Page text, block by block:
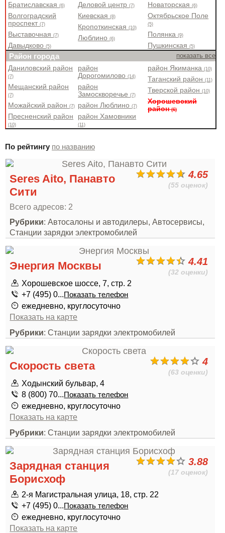
Братиславская(6)
Волгоградский
проспект(7)
Выставочная(7)
Давыдково(5)
Деловой центр(7)
Киевская(8)
Кропоткинская(10)
Люблино(6)
Новаторская(6)
Октябрьское Поле
(5)
Полянка(9)
Пушкинская(5)
Район города показать все
Даниловский район
(7)
Мещанский район
(7)
Можайский район(7)
Пресненский район
(10)
район
Дорогомилово(14)
район
Замоскворечье(7)
район Люблино(7)
район Хамовники
(11)
район Якиманка(10)
Таганский район(11)
Тверской район(10)
Хорошевский
район(6)
По рейтингу по названию
4.65
(55 оценок)
Seres Aito, Панавто
Сити
Всего адресов: 2
Рубрики: Автосалоны и автодилеры, Автосервисы,
Станции зарядки электромобилей
4.41
(32 оценки)
Энергия Москвы
Хорошевское шоссе, 7, стр. 2
+7 (495) 0...Показать телефон
ежедневно, круглосуточно
Показать на карте
Рубрики: Станции зарядки электромобилей
4
(63 оценки)
Скорость света
Ходынский бульвар, 4
8 (800) 70...Показать телефон
ежедневно, круглосуточно
Показать на карте
Рубрики: Станции зарядки электромобилей
3.88
(17 оценок)
Зарядная станция
Борисхоф
2-я Магистральная улица, 18, стр. 22
+7 (495) 0...Показать телефон
ежедневно, круглосуточно
Показать на карте